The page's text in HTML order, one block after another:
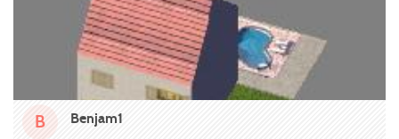
B Benjam1